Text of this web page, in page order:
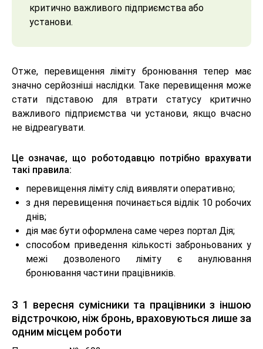
критично важливого підприємства або
установи.
Отже, перевищення ліміту бронювання тепер має
значно серйозніші наслідки. Таке перевищення може
стати підставою для втрати статусу критично
важливого підприємства чи установи, якщо вчасно
не відреагувати.
Це означає, що роботодавцю потрібно врахувати
такі правила:
перевищення ліміту слід виявляти оперативно;
з дня перевищення починається відлік 10 робочих
днів;
дія має бути оформлена саме через портал Дія;
способом приведення кількості заброньованих у
межі дозволеного ліміту є анулювання
бронювання частини працівників.
З 1 вересня сумісники та працівники з іншою
відстрочкою, ніж бронь, враховуються лише за
одним місцем роботи